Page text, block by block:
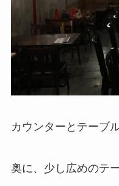
カウンターとテーブ
奥に、少し広めのテ